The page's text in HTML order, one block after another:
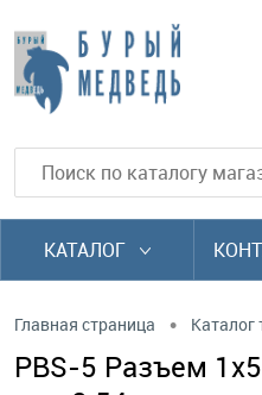
КАТАЛОГ
Главная страница • Каталог
PBS-5 Разъем